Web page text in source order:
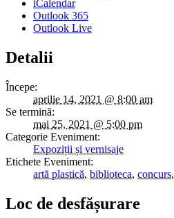
iCalendar
Outlook 365
Outlook Live
Detalii
Începe:
aprilie 14, 2021 @ 8:00 am
Se termină:
mai 25, 2021 @ 5:00 pm
Categorie Eveniment:
Expoziții și vernisaje
Etichete Eveniment:
artă plastică, biblioteca, concurs,
Loc de desfășurare